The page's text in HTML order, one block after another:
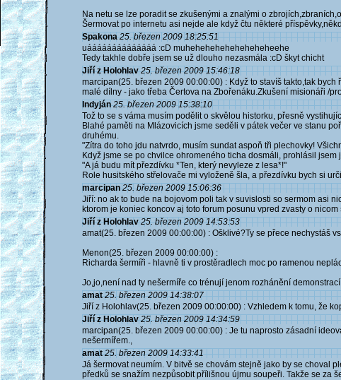
Na netu se lze poradit se zkušenými a znalými o
Šermovat po internetu asi nejde ale když čtu některé
Spakona 25. březen 2009 18:25:51
uáááááááááááááá :cD muheheheheheheheheheehe
Tedy takhle dobře jsem se už dlouho nezasmála :cD škyt chicht
Jiří z Holohlav 25. březen 2009 15:46:18
marcipan(25. březen 2009 00:00:00) : Když to stavíš takto,tak
malé dílny - jako třeba Čertova na Zbořenáku.Zkušení misionáři /
Indyján 25. březen 2009 15:38:10
Tož to se s váma musím podělit o skvělou historku, přesně
Blahé paměti na Mlázovicích jsme seděli v pátek večer ve stanu
druhému.
"Zítra do toho jdu natvrdo, musím sundat aspoň tři plechovky!
Když jsme se po chvilce ohromeného ticha dosmáli, prohlásil jsem
"A já budu mít přezdívku *Ten, který nevyleze z lesa*!"
Role husitského střelovače mi vyloženě šla, a přezdívku bych si
marcipan 25. březen 2009 15:06:36
Jiří: no ak to bude na bojovom poli tak v suvislosti so sermom asi
ktorom je koniec koncov aj toto forum posunu vpred zvasty o
Jiří z Holohlav 25. březen 2009 14:53:53
amat(25. březen 2009 00:00:00) : Ošklivé?Ty se přece nechystáš
Menon(25. březen 2009 00:00:00) :
Richarda šermíři - hlavně ti v prostěradlech moc po ramenou
Jo,jo,není nad ty nešermíře co trénují jenom rozhánění
amat 25. březen 2009 14:38:07
Jiří z Holohlav(25. březen 2009 00:00:00) : Vzhledem k tomu, že
Jiří z Holohlav 25. březen 2009 14:34:59
marcipan(25. březen 2009 00:00:00) : Je tu naprosto zásadní
nešermířem.,
amat 25. březen 2009 14:33:41
Já šermovat neumím. V bitvě se chovám stejně jako by se choval
předků se snažím nezpůsobit přílišnou újmu soupeři. Takže se za